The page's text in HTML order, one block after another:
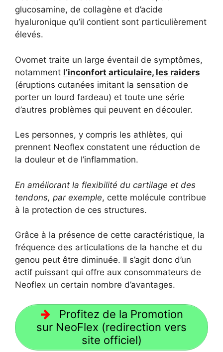
glucosamine, de collagène et d’acide
hyaluronique qu’il contient sont particulièrement
élevés.
Ovomet traite un large éventail de symptômes,
notamment l’inconfort articulaire, les raiders
(éruptions cutanées imitant la sensation de
porter un lourd fardeau) et toute une série
d’autres problèmes qui peuvent en découler.
Les personnes, y compris les athlètes, qui
prennent Neoflex constatent une réduction de
la douleur et de l’inflammation.
En améliorant la flexibilité du cartilage et des
tendons, par exemple, cette molécule contribue
à la protection de ces structures.
Grâce à la présence de cette caractéristique, la
fréquence des articulations de la hanche et du
genou peut être diminuée. Il s’agit donc d’un
actif puissant qui offre aux consommateurs de
Neoflex un certain nombre d’avantages.
Profitez de la Promotion
sur NeoFlex (redirection vers
site officiel)